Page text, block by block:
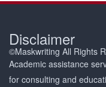
Disclaimer
©Maskwriting All Rights
Academic assistance
for consulting and